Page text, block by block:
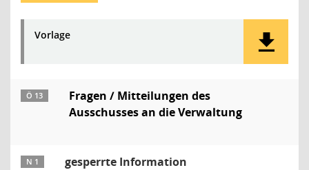
Vorlage
Ö 13
Fragen / Mitteilungen des
Ausschusses an die Verwaltung
N 1 gesperrte Information